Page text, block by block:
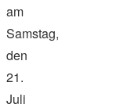
am
Samstag,
den
21.
Juli